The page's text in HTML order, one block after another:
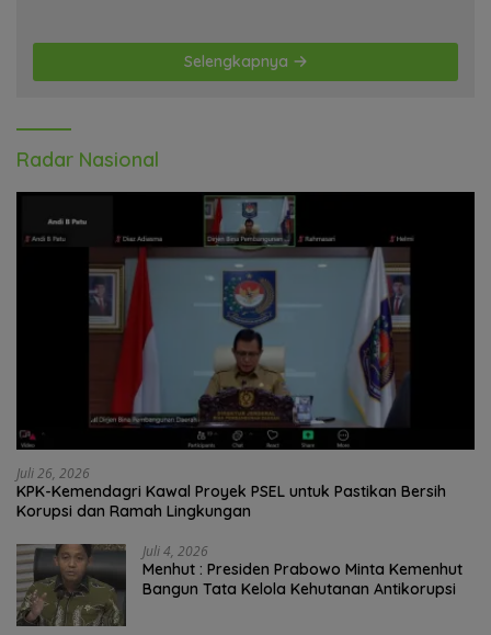
Selengkapnya
Radar Nasional
Juli 26, 2026
KPK-Kemendagri Kawal Proyek PSEL untuk Pastikan Bersih
Korupsi dan Ramah Lingkungan
Juli 4, 2026
Menhut : Presiden Prabowo Minta Kemenhut
Bangun Tata Kelola Kehutanan Antikorupsi